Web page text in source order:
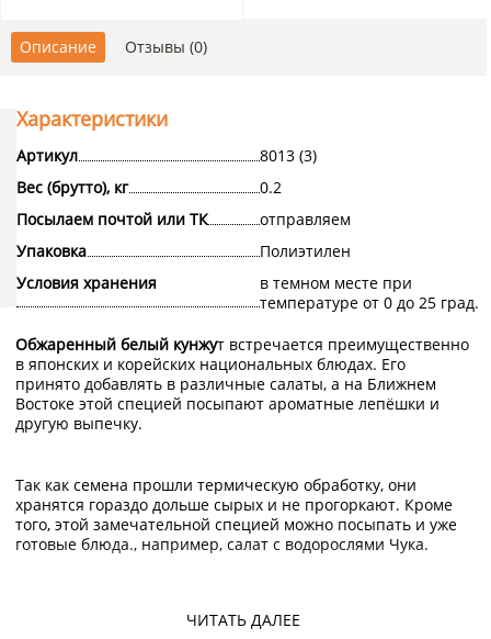
Описание Отзывы (0)
ЧИТАТЬ ДАЛЕЕ
Характеристики
Артикул
8013 (3)
Вес (брутто), кг
0.2
Посылаем почтой или ТК
отправляем
Упаковка
Полиэтилен
Условия хранения
в темном месте при
температуре от 0 до 25 град.
Обжаренный белый кунжут встречается преимущественно
в японских и корейских национальных блюдах. Его
принято добавлять в различные салаты, а на Ближнем
Востоке этой специей посыпают ароматные лепёшки и
другую выпечку.
Так как семена прошли термическую обработку, они
хранятся гораздо дольше сырых и не прогоркают. Кроме
того, этой замечательной специей можно посыпать и уже
готовые блюда., например, салат с водорослями Чука.